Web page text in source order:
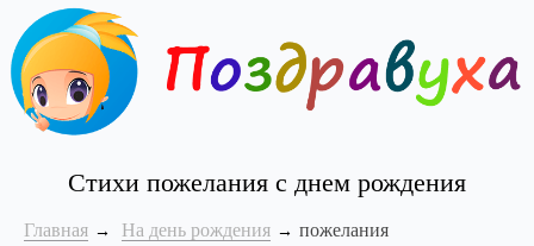
Стихи пожелания с днем рождения
Главная На день рождения пожелания